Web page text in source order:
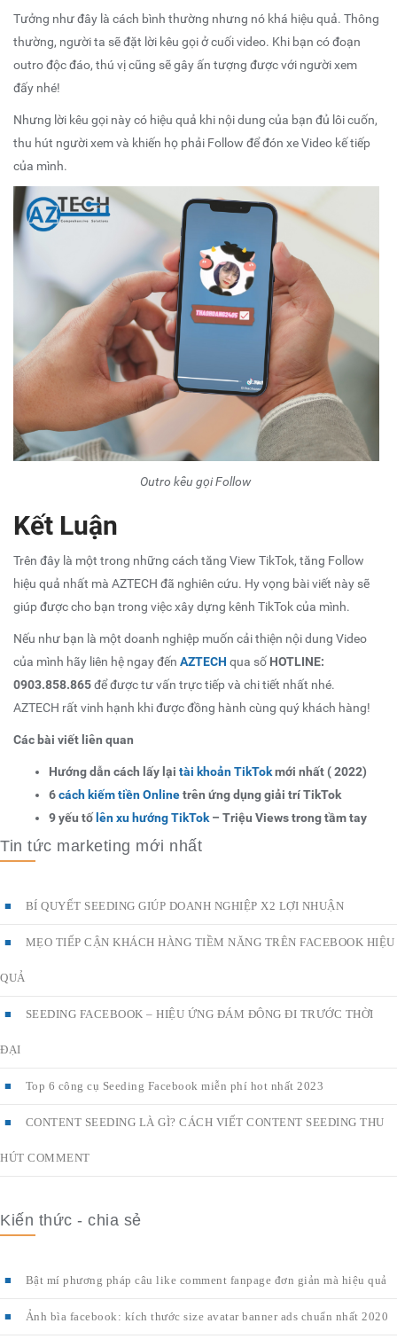
Tưởng như đây là cách bình thường nhưng nó khá hiệu quả. Thông
thường, người ta sẽ đặt lời kêu gọi ở cuối video. Khi bạn có đoạn
outro độc đáo, thú vị cũng sẽ gây ấn tượng được với người xem
đấy nhé!
Nhưng lời kêu gọi này có hiệu quả khi nội dung của bạn đủ lôi cuốn,
thu hút người xem và khiến họ phải Follow để đón xe Video kế tiếp
của mình.
Outro kêu gọi Follow
Kết Luận
Trên đây là một trong những cách tăng View TikTok, tăng Follow
hiệu quả nhất mà AZTECH đã nghiên cứu. Hy vọng bài viết này sẽ
giúp được cho bạn trong việc xây dựng kênh TikTok của mình.
Nếu như bạn là một doanh nghiệp muốn cải thiện nội dung Video
của mình hãy liên hệ ngay đến AZTECH qua số HOTLINE:
0903.858.865để được tư vấn trực tiếp và chi tiết nhất nhé.
AZTECH rất vinh hạnh khi được đồng hành cùng quý khách hàng!
Các bài viết liên quan
Hướng dẫn cách lấy lại tài khoản TikTokmới nhất ( 2022)
6cách kiếm tiền Onlinetrên ứng dụng giải trí TikTok
9 yếu tốlên xu hướng TikTok – Triệu Views trong tầm tay
Tin tức marketing mới nhất
BÍ QUYẾT SEEDING GIÚP DOANH NGHIỆP X2 LỢI NHUẬN
MẸO TIẾP CẬN KHÁCH HÀNG TIỀM NĂNG TRÊN FACEBOOK HIỆU
QUẢ
SEEDING FACEBOOK – HIỆU ỨNG ĐÁM ĐÔNG ĐI TRƯỚC THỜI
ĐẠI
Top 6 công cụ Seeding Facebook miễn phí hot nhất 2023
CONTENT SEEDING LÀ GÌ? CÁCH VIẾT CONTENT SEEDING THU
HÚT COMMENT
Kiến thức - chia sẻ
Bật mí phương pháp câu like comment fanpage đơn giản mà hiệu quả
Ảnh bìa facebook: kích thước size avatar banner ads chuẩn nhất 2020